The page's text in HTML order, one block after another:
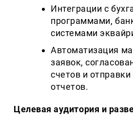
Интеграции с
программами,
системами
Автоматизация
заявок,
счетов и отправки
отчетов.
Целевая аудитория и